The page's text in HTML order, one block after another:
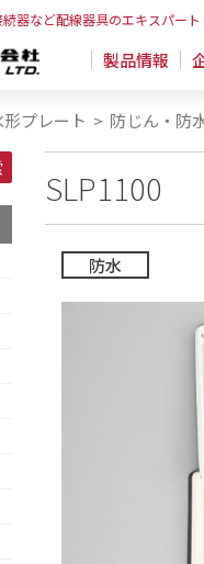
器など配線器具のエキスパート
製品情報
プレート > 防じん・防
SLP1100
防水